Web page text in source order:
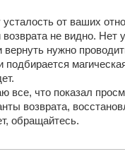
от ваших
не видно. Нет
нужно
подбирается
все, что показал
возврата,
обращайтесь.